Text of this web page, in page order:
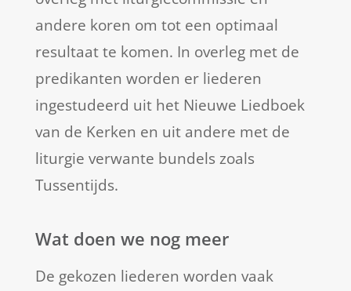
andere koren om tot een optimaal
resultaat te komen. In overleg met de
predikanten worden er liederen
ingestudeerd uit het Nieuwe Liedboek
van de Kerken en uit andere met de
liturgie verwante bundels zoals
Tussentijds.
Wat doen we nog meer
De gekozen liederen worden vaak